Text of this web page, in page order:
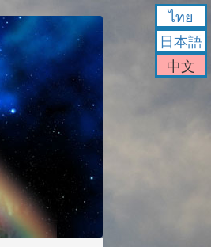
ไทย
日本語
中文